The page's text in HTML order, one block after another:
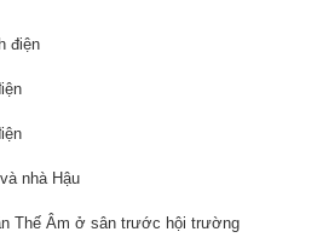
điện
nhà Hậu
Thế Âm ở sân trước hội trường